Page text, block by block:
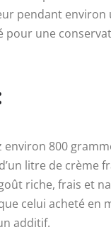
pendant environ
pour une
800
litre de crème
riche, frais et
celui acheté en
additif.